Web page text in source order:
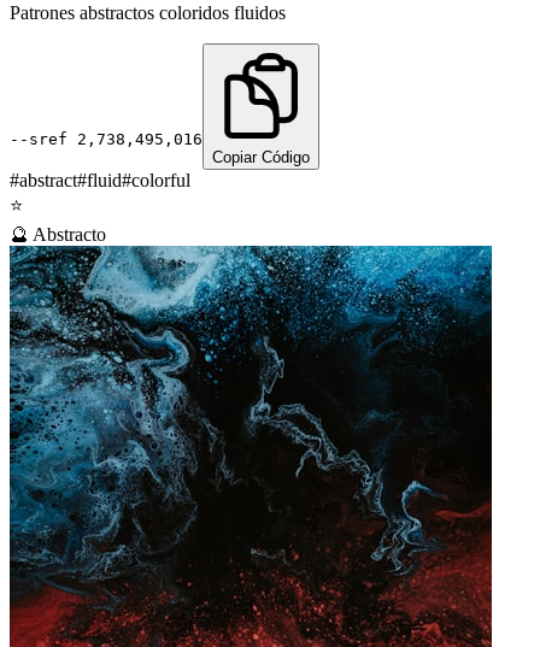
Patrones abstractos coloridos fluidos
--sref 2,738,495,016
Copiar Código
#abstract#fluid#colorful
⭐
🔮 Abstracto